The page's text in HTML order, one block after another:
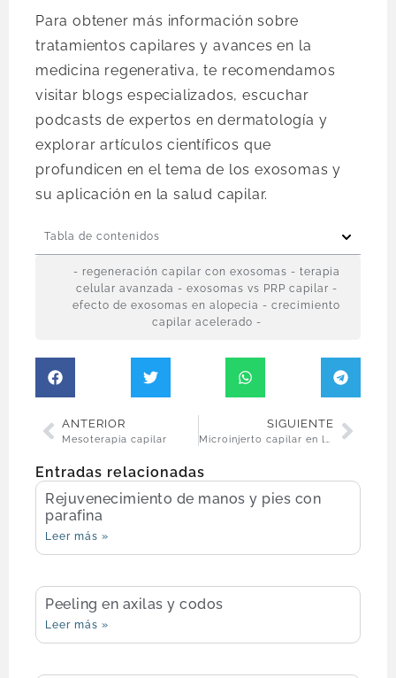
Para obtener más información sobre
tratamientos capilares y avances en la
medicina regenerativa, te recomendamos
visitar blogs especializados, escuchar
podcasts de expertos en dermatología y
explorar artículos científicos que
profundicen en el tema de los exosomas y
su aplicación en la salud capilar.
Tabla de contenidos
- regeneración capilar con exosomas - terapia
celular avanzada - exosomas vs PRP capilar -
efecto de exosomas en alopecia - crecimiento
capilar acelerado -
ANTERIOR
Mesoterapia capilar
SIGUIENTE
Microinjerto capilar en la línea frontal
Entradas relacionadas
Rejuvenecimiento de manos y pies con
parafina
Leer más »
Peeling en axilas y codos
Leer más »